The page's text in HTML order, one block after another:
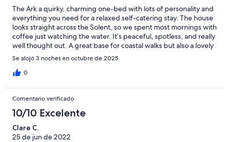
The Ark a quirky, charming one-bed with lots of personality and
everything you need for a relaxed self-catering stay. The house
looks straight across the Solent, so we spent most mornings with
coffee just watching the water. It’s peaceful, spotless, and really
well thought out. A great base for coastal walks but also a lovely
place just to slow down and stay in.
Se alojó 3 noches en octubre de 2025
0
Comentario verificado
10/10 Excelente
Clare C.
25 de jun de 2022